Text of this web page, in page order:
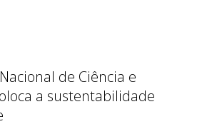
de Ciência e
a sustentabilidade